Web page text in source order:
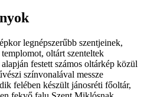
legnépszerűbb szentjeinek,
oltárt szenteltek
festett számos oltárkép közül
színvonalával messze
felében készült jánosréti főoltár,